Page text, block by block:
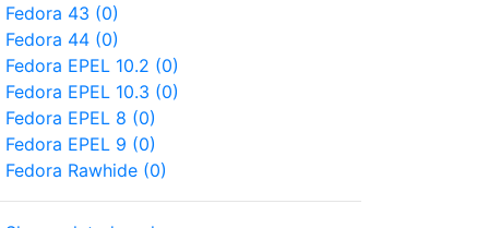
Fedora 43 (0)
Fedora 44 (0)
Fedora EPEL 10.2 (0)
Fedora EPEL 10.3 (0)
Fedora EPEL 8 (0)
Fedora EPEL 9 (0)
Fedora Rawhide (0)